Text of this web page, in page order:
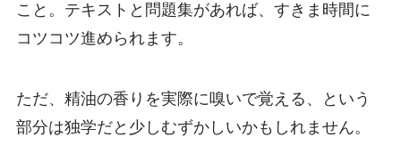
こと。テキストと問題集があれば、すきま時間に
コツコツ進められます。
ただ、精油の香りを実際に嗅いで覚える、という
部分は独学だと少しむずかしいかもしれません。